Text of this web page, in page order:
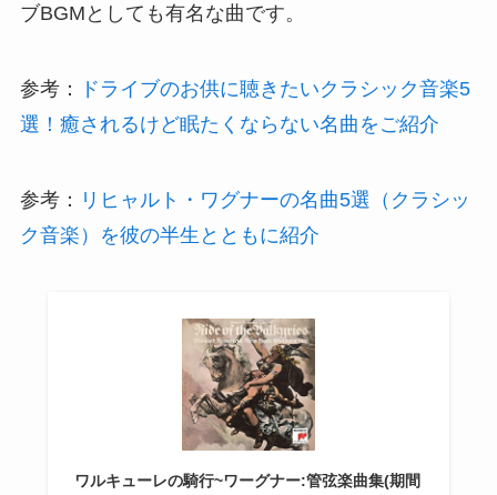
ブBGMとしても有名な曲です。
参考：
ドライブのお供に聴きたいクラシック音楽5
選！癒されるけど眠たくならない名曲をご紹介
参考： リヒャルト・ワグナーの名曲5選（クラシッ
ク音楽）を彼の半生とともに紹介
ワルキューレの騎行~ワーグナー:管弦楽曲集(期間